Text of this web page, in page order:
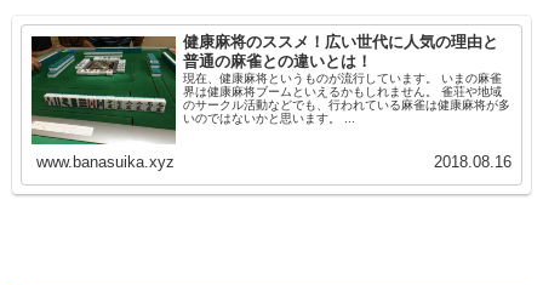
健康麻将のススメ！広い世代に人気の理由と
普通の麻雀との違いとは！
現在、健康麻将というものが流行しています。 いまの麻雀
界は健康麻将ブームといえるかもしれません。 雀荘や地域
のサークル活動などでも、行われている麻雀は健康麻将が多
いのではないかと思います。 ...
www.banasuika.xyz 2018.08.16